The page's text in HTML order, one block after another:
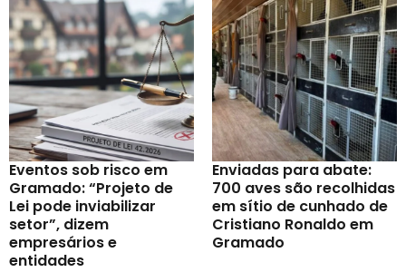
Eventos sob risco em
Gramado: “Projeto de
Lei pode inviabilizar
setor”, dizem
empresários e
entidades
Enviadas para abate:
700 aves são recolhidas
em sítio de cunhado de
Cristiano Ronaldo em
Gramado